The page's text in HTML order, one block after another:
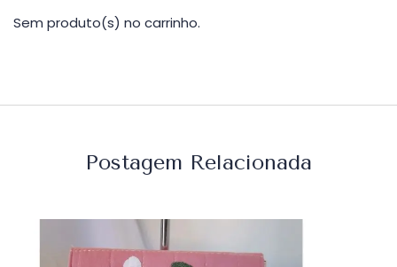
Sem produto(s) no carrinho.
Postagem Relacionada